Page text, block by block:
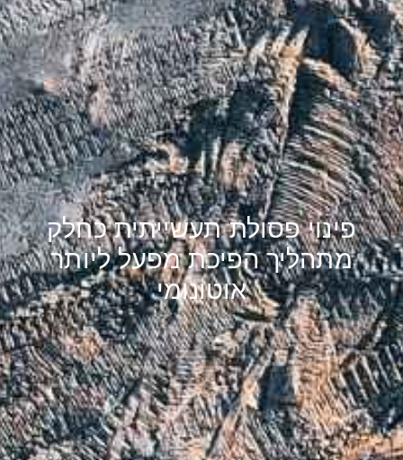
פינוי פסולת תעשייתית כחלק
מתהליך הפיכת מפעל ליותר
אוטונומי